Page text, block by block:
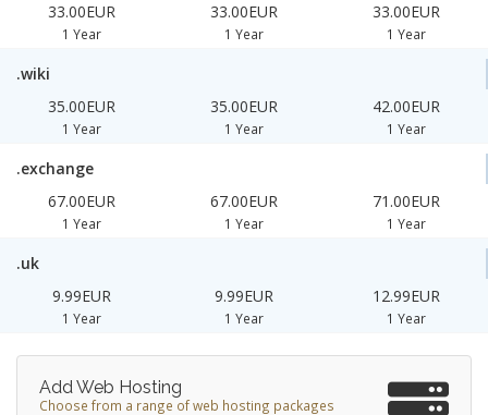
33.00EUR
1 Year
33.00EUR
1 Year
33.00EUR
1 Year
.wiki
35.00EUR
1 Year
35.00EUR
1 Year
42.00EUR
1 Year
.exchange
67.00EUR
1 Year
67.00EUR
1 Year
71.00EUR
1 Year
.uk
9.99EUR
1 Year
9.99EUR
1 Year
12.99EUR
1 Year
Add Web Hosting
Choose from a range of web hosting packages